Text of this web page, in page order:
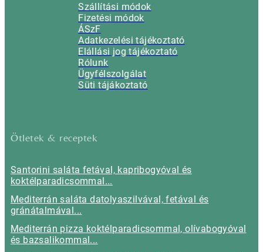
Szállítási módok
Fizetési módok
ÁSzF
Adatkezelési tájékoztató
Elállási jog tájékoztató
Rólunk
Ügyfélszolgálat
Süti tájákoztató
Ötletek & receptek
Santorini saláta fetával, kapribogyóval és
koktélparadicsommal...
Mediterrán saláta datolyaszilvával, fetával és
gránátalmával...
Mediterrán pizza koktélparadicsommal, olívabogyóval
és bazsalikommal...